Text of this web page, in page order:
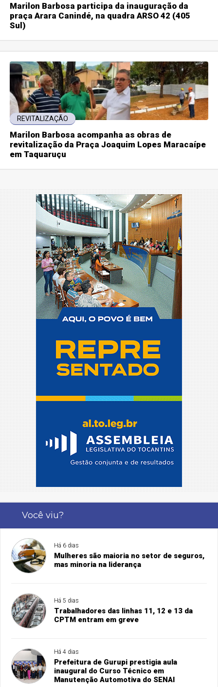
Marilon Barbosa participa da inauguração da
praça Arara Canindé, na quadra ARSO 42 (405
Sul)
REVITALIZAÇÃO
Marilon Barbosa acompanha as obras de
revitalização da Praça Joaquim Lopes Maracaípe
em Taquaruçu
Você viu?
Há 6 dias
Mulheres são maioria no setor de seguros,
mas minoria na liderança
Há 5 dias
Trabalhadores das linhas 11, 12 e 13 da
CPTM entram em greve
Há 4 dias
Prefeitura de Gurupi prestigia aula
inaugural do Curso Técnico em
Manutenção Automotiva do SENAI